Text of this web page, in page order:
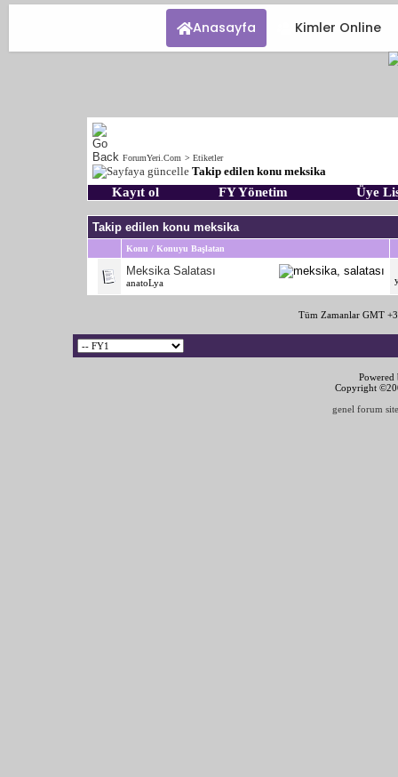
Anasayfa Kimler Online
ForumYeri.Com > Etiketler
Takip edilen konu meksika
Kayıt ol FY Yönetim Üye
Takip edilen konu meksika
Konu / Konuyu Başlatan
Meksika Salatası
anatoLya
Tüm Zamanlar GMT
Copyright
genel forum